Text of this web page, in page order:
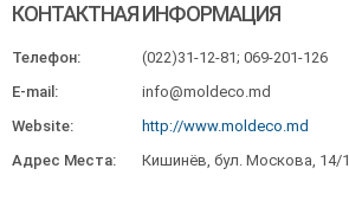
КОНТАКТНАЯ ИНФОРМАЦИЯ
Телефон:
(022)31-12-81; 069-201-126
E-mail:
info@moldeco.md
Website:
http://www.moldeco.md
Адрес Места:
Кишинёв, бул. Москова, 14/1